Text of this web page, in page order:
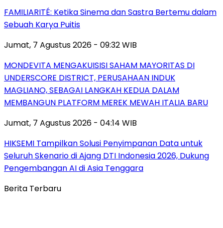
FAMILIARITÉ: Ketika Sinema dan Sastra Bertemu dalam
Sebuah Karya Puitis
Jumat, 7 Agustus 2026 - 09:32 WIB
MONDEVITA MENGAKUISISI SAHAM MAYORITAS DI
UNDERSCORE DISTRICT, PERUSAHAAN INDUK
MAGLIANO, SEBAGAI LANGKAH KEDUA DALAM
MEMBANGUN PLATFORM MEREK MEWAH ITALIA BARU
Jumat, 7 Agustus 2026 - 04:14 WIB
HIKSEMI Tampilkan Solusi Penyimpanan Data untuk
Seluruh Skenario di Ajang DTI Indonesia 2026, Dukung
Pengembangan AI di Asia Tenggara
Berita Terbaru